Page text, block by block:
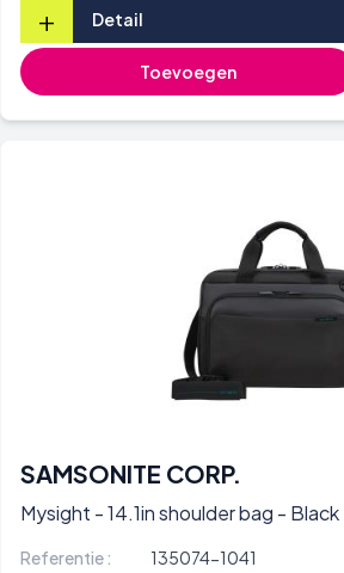
+ Detail
Toevoegen
SAMSONITE CORP.
Mysight - 14.1in shoulder bag - Black
Referentie :
135074-1041